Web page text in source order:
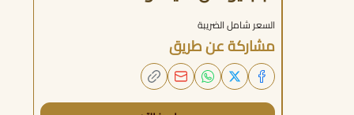
السعر شامل الضريبة
مشاركة عن طريق